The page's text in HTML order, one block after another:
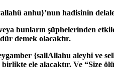
anhu}’nun hadisinin
bunların şüphelerinden
demek olacaktır.
{sallAllahu aleyhi ve
ele alacaktır. Ve “Size